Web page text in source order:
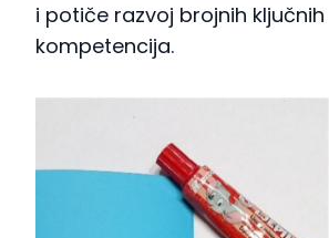
i potiče razvoj brojnih ključnih
kompetencija.